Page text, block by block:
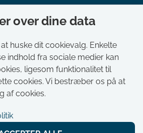
over dine data
huske dit cookievalg. Enkelte
indhold fra sociale medier kan
ligesom funktionalitet til
cookies. Vi bestræber os på at
af cookies.